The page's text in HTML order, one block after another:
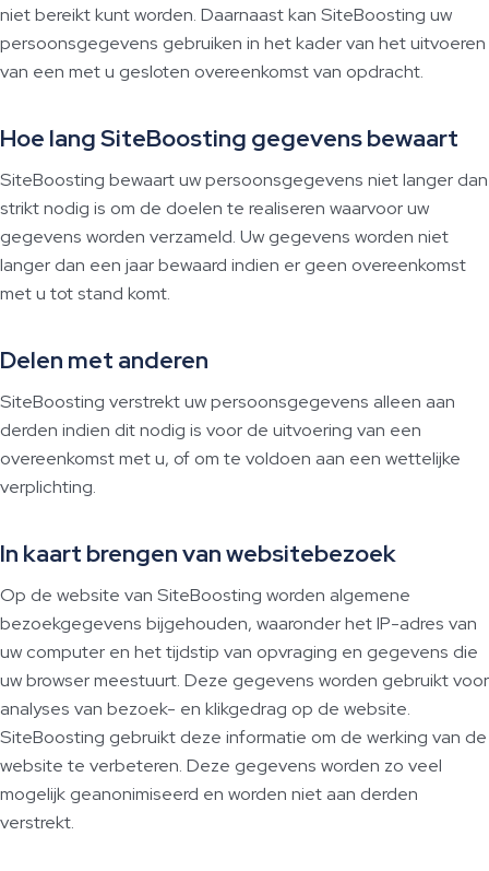
niet bereikt kunt worden. Daarnaast kan SiteBoosting uw
persoonsgegevens gebruiken in het kader van het uitvoeren
van een met u gesloten overeenkomst van opdracht.
Hoe lang SiteBoosting gegevens bewaart
SiteBoosting bewaart uw persoonsgegevens niet langer dan
strikt nodig is om de doelen te realiseren waarvoor uw
gegevens worden verzameld. Uw gegevens worden niet
langer dan een jaar bewaard indien er geen overeenkomst
met u tot stand komt.
Delen met anderen
SiteBoosting verstrekt uw persoonsgegevens alleen aan
derden indien dit nodig is voor de uitvoering van een
overeenkomst met u, of om te voldoen aan een wettelijke
verplichting.
In kaart brengen van websitebezoek
Op de website van SiteBoosting worden algemene
bezoekgegevens bijgehouden, waaronder het IP-adres van
uw computer en het tijdstip van opvraging en gegevens die
uw browser meestuurt. Deze gegevens worden gebruikt voor
analyses van bezoek- en klikgedrag op de website.
SiteBoosting gebruikt deze informatie om de werking van de
website te verbeteren. Deze gegevens worden zo veel
mogelijk geanonimiseerd en worden niet aan derden
verstrekt.